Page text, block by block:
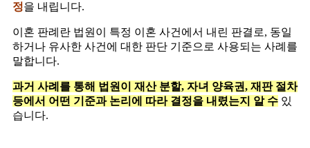
정을 내립니다.
이혼 판례란 법원이 특정 이혼 사건에서 내린 판결로, 동일
하거나 유사한 사건에 대한 판단 기준으로 사용되는 사례를
말합니다.
과거 사례를 통해 법원이 재산 분할, 자녀 양육권, 재판 절차
등에서 어떤 기준과 논리에 따라 결정을 내렸는지 알 수 있
습니다.